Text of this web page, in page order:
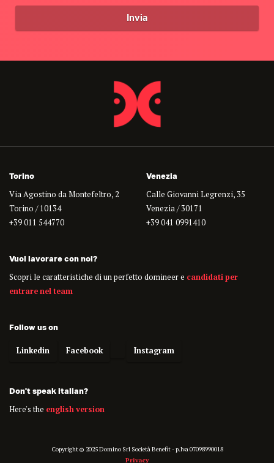
Torino
Via Agostino da Montefeltro, 2
Torino / 10134
+39 011 544770
Venezia
Calle Giovanni Legrenzi, 35
Venezia / 30171
+39 041 0991410
Vuoi lavorare con noi?
Scopri le caratteristiche di un perfetto domineer e candidati per
entrare nel team
Follow us on
Linkedin Facebook Instagram
Don't speak italian?
Here's the english version
Copyright © 2025 Domino Srl Società Benefit - p.Iva 07098990018
Privacy